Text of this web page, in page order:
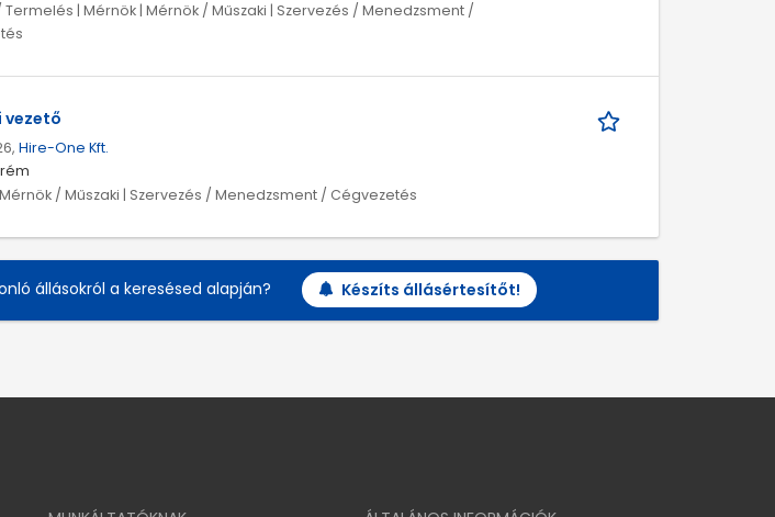
Termelés | Mérnök | Mérnök / Műszaki | Szervezés / Menedzsment /
vezető
Hire-One Kft.
/ Műszaki | Szervezés / Menedzsment / Cégvezetés
állásokról a keresésed alapján? Készíts állásértesítőt!